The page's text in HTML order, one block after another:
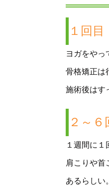
１回目
ヨガをやっ
骨格矯正は
施術後はす
２～６
１週間に１
肩こりや首
あるらしい。